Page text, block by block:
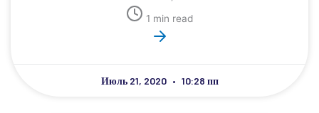
1 min read
Июль 21, 2020 10:28 пп